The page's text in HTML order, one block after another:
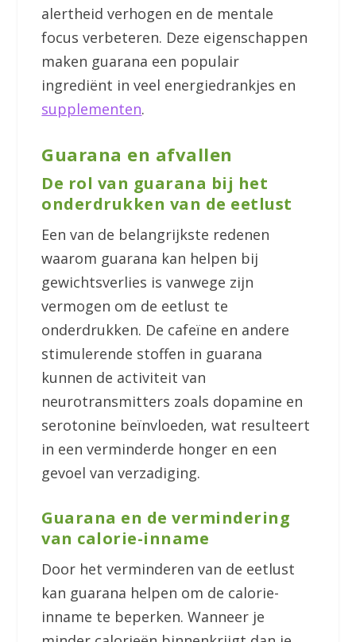
alertheid verhogen en de mentale
focus verbeteren. Deze eigenschappen
maken guarana een populair
ingrediënt in veel energiedrankjes en
supplementen.
Guarana en afvallen
De rol van guarana bij het
onderdrukken van de eetlust
Een van de belangrijkste redenen
waarom guarana kan helpen bij
gewichtsverlies is vanwege zijn
vermogen om de eetlust te
onderdrukken. De cafeïne en andere
stimulerende stoffen in guarana
kunnen de activiteit van
neurotransmitters zoals dopamine en
serotonine beïnvloeden, wat resulteert
in een verminderde honger en een
gevoel van verzadiging.
Guarana en de vermindering
van calorie-inname
Door het verminderen van de eetlust
kan guarana helpen om de calorie-
inname te beperken. Wanneer je